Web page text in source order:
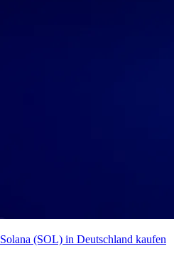
Solana (SOL) in Deutschland kaufen